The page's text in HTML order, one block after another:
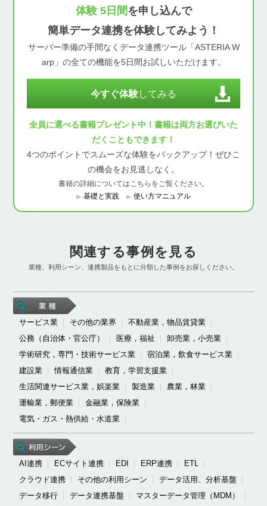
体験 5日間を申し込んで
簡単データ連携を体験してみよう！
サーバー準備の手間なくデータ連携ツール「ASTERIA W
arp」の全ての機能を5日間お試しいただけます。
今すぐ体験してみる
全員に選べる書籍プレゼント中！書籍は両方お選びいた
だくこともできます！
4つのポイントでスムーズな体験をバックアップ！ぜひこ
の機会をお見逃しなく。
書籍の詳細についてはこちらをご覧ください。
基礎と実践
使い方マニュアル
関連する事例を見る
業種、利用シーン、連携製品をもとに分類した事例をお探しください。
サービス業 その他の業界
不動産業，物品賃貸業
公務（自治体・官公庁）
医療，福祉
卸売業，小売業
学術研究，専門・技術サービス業
宿泊業，飲食サービス業
建設業
情報通信業
教育，学習支援業
生活関連サービス業，娯楽業
製造業
農業，林業
運輸業，郵便業
金融業，保険業
電気・ガス・熱供給・水道業
AI連携 ECサイト連携 EDI ERP連携
ETL
クラウド連携
その他の利用シーン
データ活用、分析基盤
データ移行
データ連携基盤
マスターデータ管理（MDM）